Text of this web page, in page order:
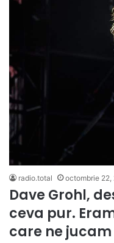
radio.total octombrie 22,
Dave Grohl,
ceva pur.
care ne